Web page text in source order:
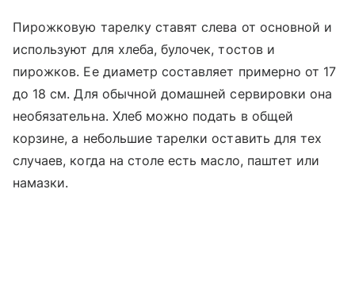
Пирожковую тарелку ставят слева от основной и
используют для хлеба, булочек, тостов и
пирожков. Ее диаметр составляет примерно от 17
до 18 см. Для обычной домашней сервировки она
необязательна. Хлеб можно подать в общей
корзине, а небольшие тарелки оставить для тех
случаев, когда на столе есть масло, паштет или
намазки.